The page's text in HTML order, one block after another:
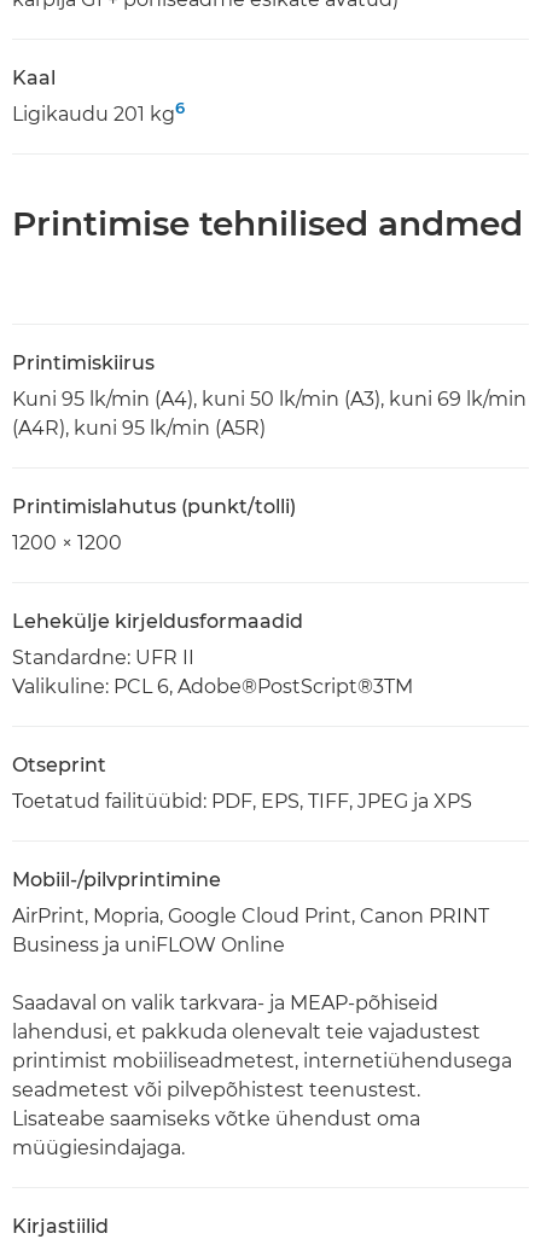
Kaal
Ligikaudu 201 kg6
Printimise tehnilised andmed
Printimiskiirus
Kuni 95 lk/min (A4), kuni 50 lk/min (A3), kuni 69 lk/min
(A4R), kuni 95 lk/min (A5R)
Printimislahutus (punkt/tolli)
1200 × 1200
Lehekülje kirjeldusformaadid
Standardne: UFR II
Valikuline: PCL 6, Adobe®PostScript®3TM
Otseprint
Toetatud failitüübid: PDF, EPS, TIFF, JPEG ja XPS
Mobiil-/pilvprintimine
AirPrint, Mopria, Google Cloud Print, Canon PRINT
Business ja uniFLOW Online
Saadaval on valik tarkvara- ja MEAP-põhiseid
lahendusi, et pakkuda olenevalt teie vajadustest
printimist mobiiliseadmetest, internetiühendusega
seadmetest või pilvepõhistest teenustest.
Lisateabe saamiseks võtke ühendust oma
müügiesindajaga.
Kirjastiilid